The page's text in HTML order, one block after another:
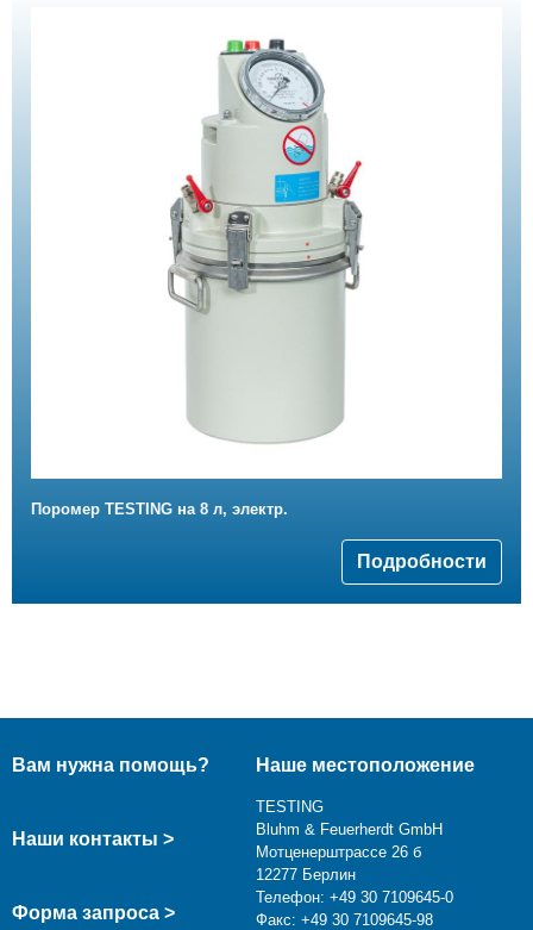
Поромер TESTING на 8 л, электр.
Подробности
Вам нужна помощь?
Наши контакты >
Форма запроса >
Наше местоположение
TESTING
Bluhm & Feuerherdt GmbH
Мотценерштрассе 26 б
12277 Берлин
Телефон: +49 30 7109645-0
Факс: +49 30 7109645-98